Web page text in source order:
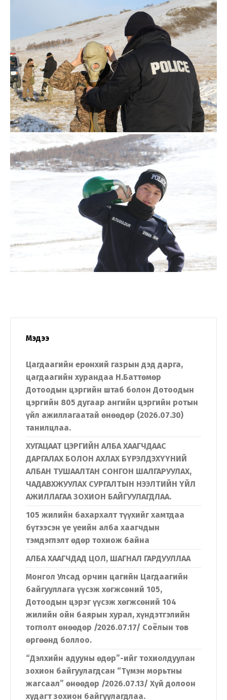
Мэдээ
Цагдаагийн ерөнхий газрын дэд дарга,
цагдаагийн хурандаа Н.Баттөмөр
Дотоодын цэргийн штаб болон Дотоодын
цэргийн 805 дугаар ангийн цэргийн ротын
үйл ажиллагаатай өнөөдөр (2026.07.30)
танилцлаа.
ХУГАЦААТ ЦЭРГИЙН АЛБА ХААГЧДААС
ДАРГАЛАХ БОЛОН АХЛАХ БҮРЭЛДЭХҮҮНИЙ
АЛБАН ТУШААЛТАН СОНГОН ШАЛГАРУУЛАХ,
ЧАДАВХЖУУЛАХ СУРГАЛТЫН НЭЭЛТИЙН ҮЙЛ
АЖИЛЛАГАА ЗОХИОН БАЙГУУЛАГДЛАА.
105 жилийн бахархалт түүхийг хамтдаа
бүтээсэн үе үеийн алба хаагчдын
тэмдэглэлт өдөр тохиож байна
АЛБА ХААГЧДАД ЦОЛ, ШАГНАЛ ГАРДУУЛЛАА
Монгол Улсад орчин цагийн Цагдаагийн
байгууллага үүсэж хөгжсөний 105,
Дотоодын цэрэг үүсэж хөгжсөний 104
жилийн ойн баярын хурал, хүндэтгэлийн
тоглолт өнөөдөр /2026.07.17/ Соёлын төв
өргөөнд боллоо.
“Дэлхийн адууны өдөр”-ийг тохиолдуулан
зохион байгуулагдсан “Түмэн морьтны
жагсаал” өнөөдөр /2026.07.13/ Хүй долоон
худагт зохион байгуулагдлаа.
Хэл солих
Монгол